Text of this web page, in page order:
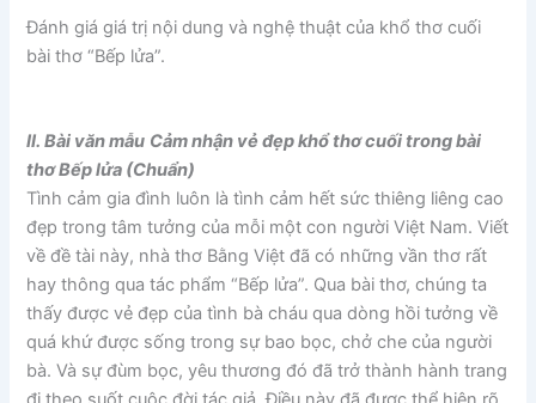
Đánh giá giá trị nội dung và nghệ thuật của khổ thơ cuối
bài thơ “Bếp lửa”.
II. Bài văn mẫu Cảm nhận vẻ đẹp khổ thơ cuối trong bài
thơ Bếp lửa (Chuẩn)
Tình cảm gia đình luôn là tình cảm hết sức thiêng liêng cao
đẹp trong tâm tưởng của mỗi một con người Việt Nam. Viết
về đề tài này, nhà thơ Bằng Việt đã có những vần thơ rất
hay thông qua tác phẩm “Bếp lửa”. Qua bài thơ, chúng ta
thấy được vẻ đẹp của tình bà cháu qua dòng hồi tưởng về
quá khứ được sống trong sự bao bọc, chở che của người
bà. Và sự đùm bọc, yêu thương đó đã trở thành hành trang